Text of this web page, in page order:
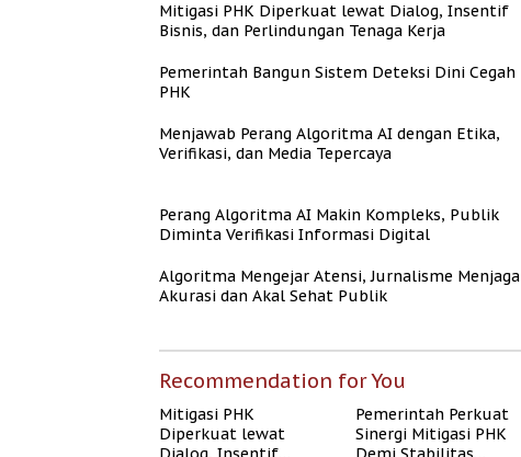
Mitigasi PHK Diperkuat lewat Dialog, Insentif
Bisnis, dan Perlindungan Tenaga Kerja
Pemerintah Bangun Sistem Deteksi Dini Cegah
PHK
Menjawab Perang Algoritma AI dengan Etika,
Verifikasi, dan Media Tepercaya
Perang Algoritma AI Makin Kompleks, Publik
Diminta Verifikasi Informasi Digital
Algoritma Mengejar Atensi, Jurnalisme Menjaga
Akurasi dan Akal Sehat Publik
Recommendation for You
Mitigasi PHK
Diperkuat lewat
Pemerintah Perkuat
Sinergi Mitigasi PHK